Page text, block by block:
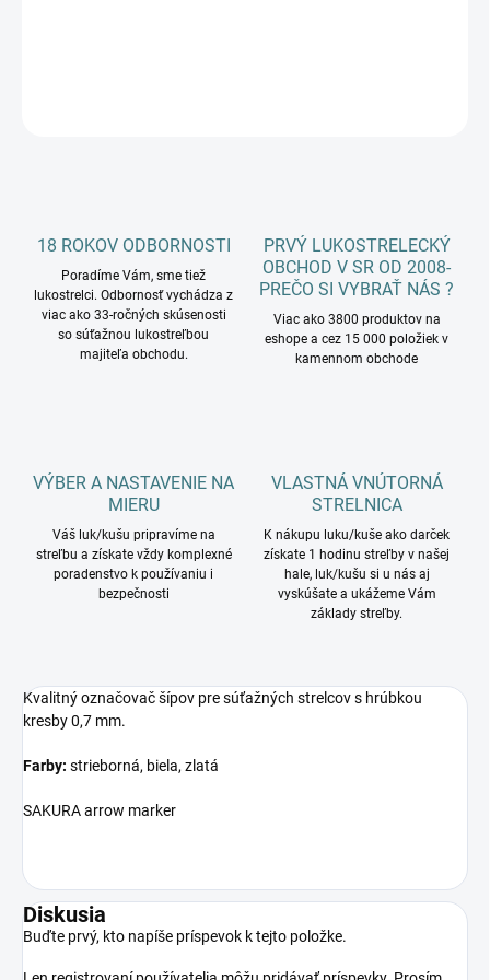
18 ROKOV ODBORNOSTI
Poradíme Vám, sme tiež
lukostrelci. Odbornosť vychádza z
viac ako 33-ročných skúsenosti
so súťažnou lukostreľbou
majiteľa obchodu.
PRVÝ LUKOSTRELECKÝ
OBCHOD V SR OD 2008-
PREČO SI VYBRAŤ NÁS ?
Viac ako 3800 produktov na
eshope a cez 15 000 položiek v
kamennom obchode
VÝBER A NASTAVENIE NA
MIERU
Váš luk/kušu pripravíme na
streľbu a získate vždy komplexné
poradenstvo k používaniu i
bezpečnosti
VLASTNÁ VNÚTORNÁ
STRELNICA
K nákupu luku/kuše ako darček
získate 1 hodinu streľby v našej
hale, luk/kušu si u nás aj
vyskúšate a ukážeme Vám
základy streľby.
Kvalitný označovač šípov pre súťažných strelcov s hrúbkou
kresby 0,7 mm.
Farby: strieborná, biela, zlatá
SAKURA arrow marker
Diskusia
Buďte prvý, kto napíše príspevok k tejto položke.